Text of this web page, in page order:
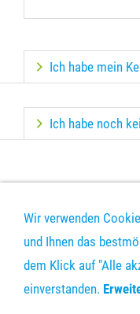
Ich habe mein
Ich habe noch
DRUCKDATEN-
Wir verwenden
und Ihnen das
dem Klick auf "Alle
einverstanden.